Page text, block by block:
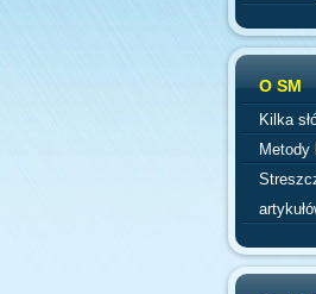
O SM
Kilka
Metody